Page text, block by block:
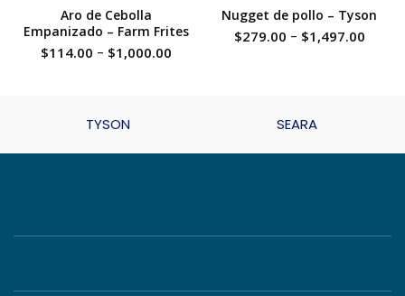
Aro de Cebolla
Empanizado – Farm Frites
$114.00 - $1,000.00
Nugget de pollo – Tyson
$279.00 - $1,497.00
TYSON SEARA